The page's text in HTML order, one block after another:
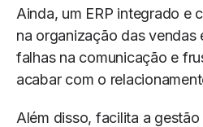
Ainda, um ERP integrado e
na organização das vendas
falhas na comunicação e
acabar com o
Além disso, facilita a